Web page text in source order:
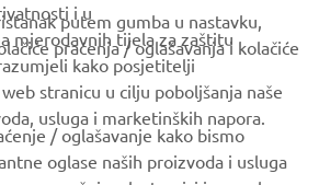
i u
mjerodavnih tijela za zaštitu
kako posjetitelji
stranicu u cilju poboljšanja naše
usluga i marketinških napora.
putem gumba u nastavku,
praćenja / oglašavanja i kolačiće
/ oglašavanje kako bismo
oglase naših proizvoda i usluga